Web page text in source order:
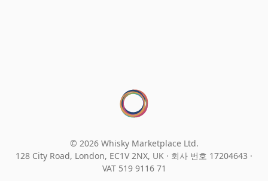
© 2026 Whisky Marketplace Ltd.
128 City Road, London, EC1V 2NX, UK · 회사 번호 17204643 ·
VAT 519 9116 71